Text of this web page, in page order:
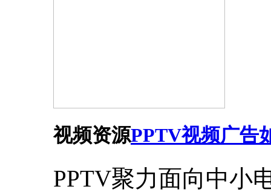
视频资源PPTV视频广告
PPTV聚力面向中小